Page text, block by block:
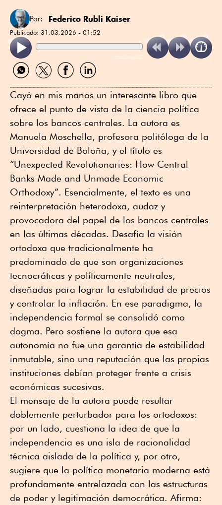
Por: Federico Rubli Kaiser
Publicado: 31.03.2026 - 01:52
ReadSpeaker
Compartir
por
Compartir
por
Compartir
por
Compartir
por
Cayó en mis manos un interesante libro que
ofrece el punto de vista de la ciencia política
sobre los bancos centrales. La autora es
Manuela Moschella, profesora politóloga de la
Universidad de Boloña, y el título es
“Unexpected Revolutionaries: How Central
Banks Made and Unmade Economic
Orthodoxy”. Esencialmente, el texto es una
reinterpretación heterodoxa, audaz y
provocadora del papel de los bancos centrales
en las últimas décadas. Desafía la visión
ortodoxa que tradicionalmente ha
predominado de que son organizaciones
tecnocráticas y políticamente neutrales,
diseñadas para lograr la estabilidad de precios
y controlar la inflación. En ese paradigma, la
independencia formal se consolidó como
dogma. Pero sostiene la autora que esa
autonomía no fue una garantía de estabilidad
inmutable, sino una reputación que las propias
instituciones debían proteger frente a crisis
económicas sucesivas.
El mensaje de la autora puede resultar
doblemente perturbador para los ortodoxos:
por un lado, cuestiona la idea de que la
independencia es una isla de racionalidad
técnica aislada de la política y, por otro,
sugiere que la política monetaria moderna está
profundamente entrelazada con las estructuras
de poder y legitimación democrática. Afirma: